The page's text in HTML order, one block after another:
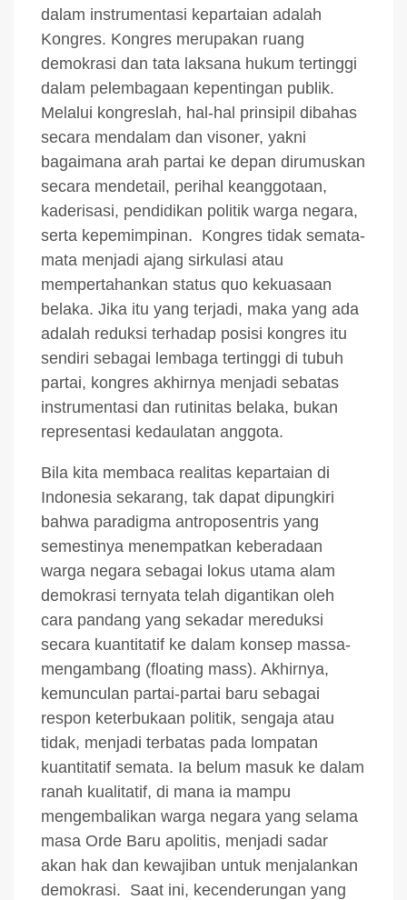
dalam instrumentasi kepartaian adalah
Kongres. Kongres merupakan ruang
demokrasi dan tata laksana hukum tertinggi
dalam pelembagaan kepentingan publik.
Melalui kongreslah, hal-hal prinsipil dibahas
secara mendalam dan visoner, yakni
bagaimana arah partai ke depan dirumuskan
secara mendetail, perihal keanggotaan,
kaderisasi, pendidikan politik warga negara,
serta kepemimpinan. Kongres tidak semata-
mata menjadi ajang sirkulasi atau
mempertahankan status quo kekuasaan
belaka. Jika itu yang terjadi, maka yang ada
adalah reduksi terhadap posisi kongres itu
sendiri sebagai lembaga tertinggi di tubuh
partai, kongres akhirnya menjadi sebatas
instrumentasi dan rutinitas belaka, bukan
representasi kedaulatan anggota.
Bila kita membaca realitas kepartaian di
Indonesia sekarang, tak dapat dipungkiri
bahwa paradigma antroposentris yang
semestinya menempatkan keberadaan
warga negara sebagai lokus utama alam
demokrasi ternyata telah digantikan oleh
cara pandang yang sekadar mereduksi
secara kuantitatif ke dalam konsep massa-
mengambang (floating mass). Akhirnya,
kemunculan partai-partai baru sebagai
respon keterbukaan politik, sengaja atau
tidak, menjadi terbatas pada lompatan
kuantitatif semata. Ia belum masuk ke dalam
ranah kualitatif, di mana ia mampu
mengembalikan warga negara yang selama
masa Orde Baru apolitis, menjadi sadar
akan hak dan kewajiban untuk menjalankan
demokrasi. Saat ini, kecenderungan yang